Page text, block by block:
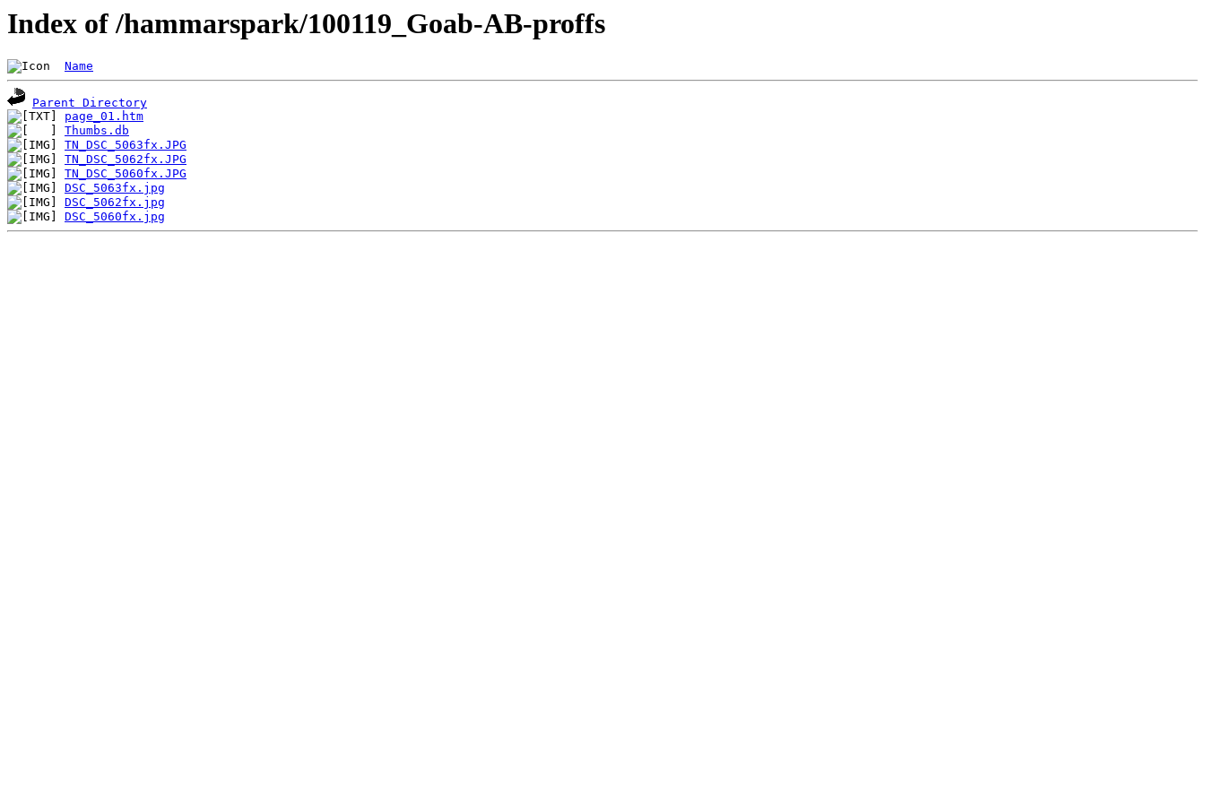
Index of /hammarspark/100119_Goab-AB-proffs
Name
Parent Directory
page_01.htm
Thumbs.db
TN_DSC_5063fx.JPG
TN_DSC_5062fx.JPG
TN_DSC_5060fx.JPG
DSC_5063fx.jpg
DSC_5062fx.jpg
DSC_5060fx.jpg